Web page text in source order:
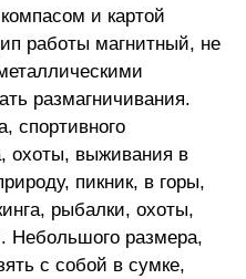
и картой
работы магнитный, не
размагничивания.
спортивного
охоты, выживания в
пикник, в горы,
рыбалки, охоты,
Небольшого размера,
с собой в сумке,